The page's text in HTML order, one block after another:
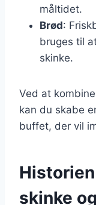
måltidet.
Brød:
bruges til
skinke.
Ved at
kan du skabe
buffet, der vil
skinke